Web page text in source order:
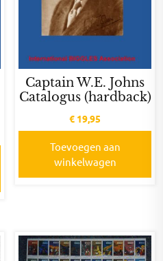
Captain W.E. Johns
Catalogus (hardback)
€ 19,95
Toevoegen aan
winkelwagen